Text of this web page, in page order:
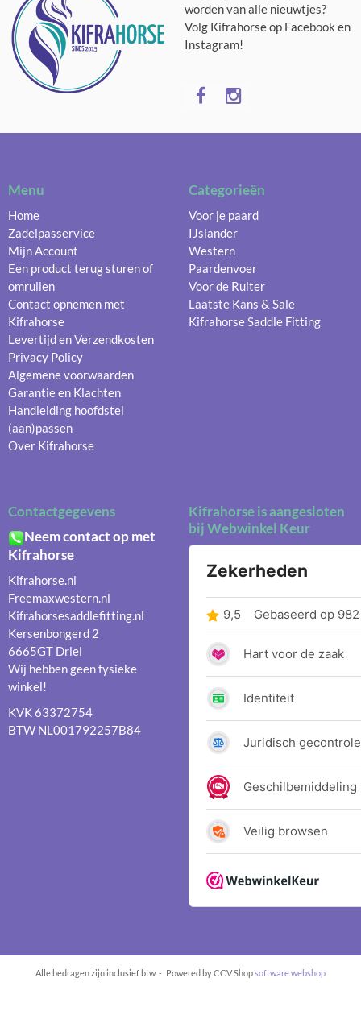
worden van alle nieuwtjes?
Volg Kifrahorse op Facebook en
Instagram!
Categorieën
Voor je paard
IJslander
Western
Paardenvoer
Voor de Ruiter
Laatste Kans & Sale
Kifrahorse Saddle Fitting
Menu
Home
Zadelpasservice
Mijn Account
Een product terug sturen of
omruilen
Contact opnemen met
Kifrahorse
Levertijd en Verzendkosten
Privacy Policy
Algemene voorwaarden
Garantie en Klachten
Handleiding hoofdstel
(aan)passen
Over Kifrahorse
Contactgegevens
Neem contact op met
Kifrahorse
Kifrahorse.nl
Freemaxwestern.nl
Kifrahorsesaddlefitting.nl
Kersenbongerd 2
6665GT Driel
Wij hebben geen fysieke
winkel!
KVK 63372754
BTW NL001792257B84
Kifrahorse is aangesloten
bij Webwinkel Keur
Alle bedragen zijn inclusief btw - Powered by CCV Shopsoftware webshop